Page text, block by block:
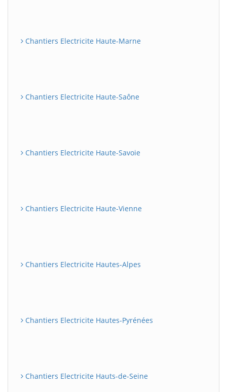
Chantiers Electricite Haute-Marne
Chantiers Electricite Haute-Saône
Chantiers Electricite Haute-Savoie
Chantiers Electricite Haute-Vienne
Chantiers Electricite Hautes-Alpes
Chantiers Electricite Hautes-Pyrénées
Chantiers Electricite Hauts-de-Seine